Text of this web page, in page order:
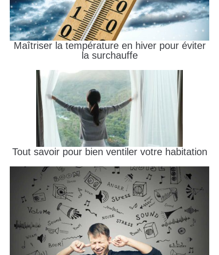
Maîtriser la température en hiver pour éviter
la surchauffe
Tout savoir pour bien ventiler votre habitation